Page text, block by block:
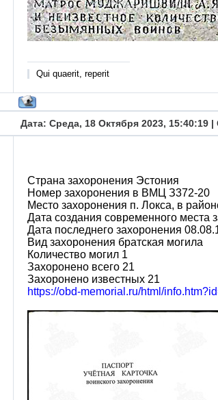
Qui quaerit, reperit
Дата: Среда, 18 Октября 2023, 15:40:19
Страна захоронения Эстония
Номер захоронения в ВМЦ З372-20
Место захоронения п. Локса, в
Дата создания современного места
Дата последнего захоронения
Вид захоронения братская могила
Количество могил 1
Захоронено всего 21
Захоронено известных 21
https://obd-memorial.ru/html/